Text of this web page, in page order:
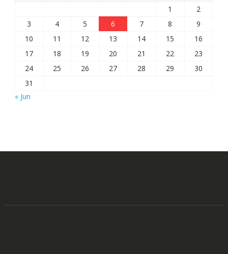
1
2
3
4 5 6 7 8
9
10
11 12 13 14 15
16
17
18 19 20 21 22
23
24
25 26 27 28 29
30
31
« Jun